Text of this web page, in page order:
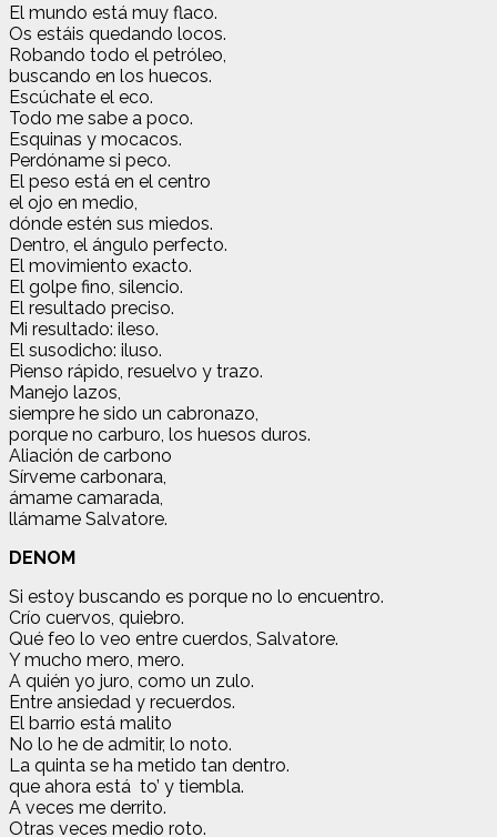
El mundo está muy flaco.
Os estáis quedando locos.
Robando todo el petróleo,
buscando en los huecos.
Escúchate el eco.
Todo me sabe a poco.
Esquinas y mocacos.
Perdóname si peco.
El peso está en el centro
el ojo en medio,
dónde estén sus miedos.
Dentro, el ángulo perfecto.
El movimiento exacto.
El golpe fino, silencio.
El resultado preciso.
Mi resultado: ileso.
El susodicho: iluso.
Pienso rápido, resuelvo y trazo.
Manejo lazos,
siempre he sido un cabronazo,
porque no carburo, los huesos duros.
Aliación de carbono
Sírveme carbonara,
ámame camarada,
llámame Salvatore.
DENOM
Si estoy buscando es porque no lo encuentro.
Crío cuervos, quiebro.
Qué feo lo veo entre cuerdos, Salvatore.
Y mucho mero, mero.
A quién yo juro, como un zulo.
Entre ansiedad y recuerdos.
El barrio está malito
No lo he de admitir, lo noto.
La quinta se ha metido tan dentro.
que ahora está to’ y tiembla.
A veces me derrito.
Otras veces medio roto.